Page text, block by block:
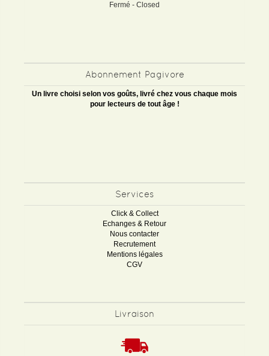
Fermé - Closed
Abonnement Pagivore
Un livre choisi selon vos goûts, livré chez vous chaque mois
pour lecteurs de tout âge !
Services
Click & Collect
Echanges & Retour
Nous contacter
Recrutement
Mentions légales
CGV
Livraison